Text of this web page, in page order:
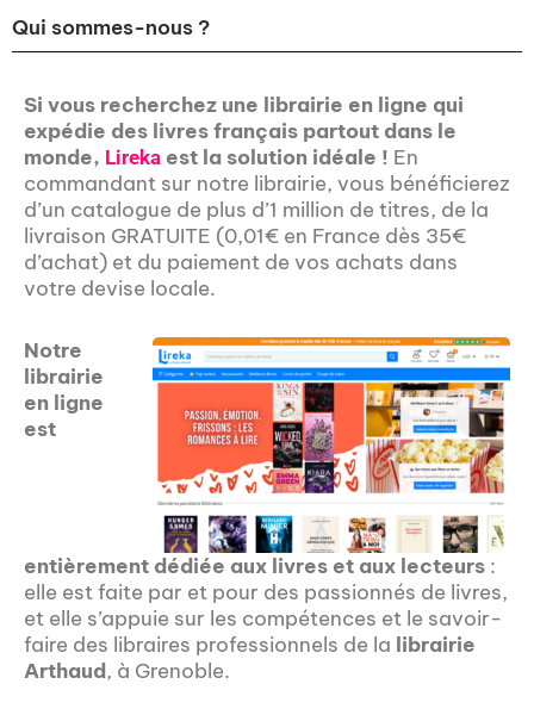
Qui sommes-nous ?
Si vous recherchez une librairie en ligne qui
expédie des livres français partout dans le
monde, Lireka est la solution idéale ! En
commandant sur notre librairie, vous bénéficierez
d’un catalogue de plus d’1 million de titres, de la
livraison GRATUITE (0,01€ en France dès 35€
d’achat) et du paiement de vos achats dans
votre devise locale.
Notre
librairie
en ligne
est
entièrement dédiée aux livres et aux lecteurs :
elle est faite par et pour des passionnés de livres,
et elle s’appuie sur les compétences et le savoir-
faire des libraires professionnels de la librairie
Arthaud, à Grenoble.